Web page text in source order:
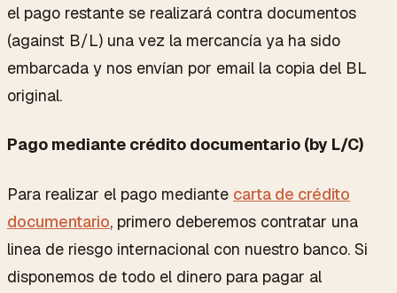
el pago restante se realizará contra documentos
(against B/L) una vez la mercancía ya ha sido
embarcada y nos envían por email la copia del BL
original.
Pago mediante crédito documentario (by L/C)
Para realizar el pago mediante carta de crédito
documentario, primero deberemos contratar una
linea de riesgo internacional con nuestro banco. Si
disponemos de todo el dinero para pagar al